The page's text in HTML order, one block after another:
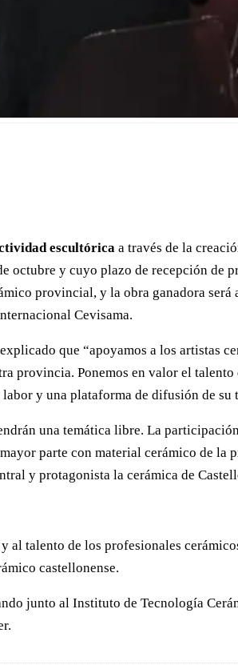
escultórica a través de la
y cuyo plazo de recepción de
provincial, y la obra ganadora
Cevisama.
que “apoyamos a los artistas
provincia. Ponemos en valor el
y una plataforma de difusión de
una temática libre. La
parte con material cerámico de
y protagonista la cerámica de
talento de los profesionales
castellonense.
junto al Instituto de Tecnología